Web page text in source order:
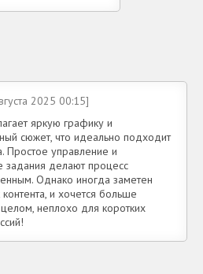
2025 00:15]
яркую графику и
сюжет, что идеально подходит
Простое управление и
задания делают процесс
Однако иногда заметен
контента, и хочется больше
неплохо для коротких